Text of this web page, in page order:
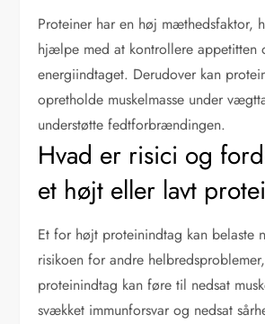
Proteiner har en høj mæthedsfaktor,
hjælpe med at kontrollere appetitten
energiindtaget. Derudover kan
opretholde muskelmasse under
understøtte fedtforbrændingen.
Hvad er risici og
et højt eller lavt
Et for højt proteinindtag kan belaste
risikoen for andre
proteinindtag kan føre til nedsat
svækket immunforsvar og nedsat